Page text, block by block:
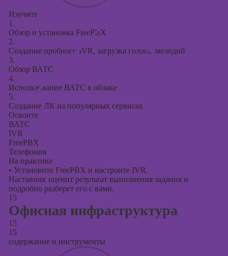
Изучите
1.
Обзор и установка FreePBX
2.
Создание пробного IVR, загрузка голоса, мелодий
3.
Обзор ВАТС
4.
Использование ВАТС в облаке
5.
Создание ЛК на популярных сервисах
Освоите
ВАТС
IVR
FreePBX
Телефония
На практике
• Установите FreePBX и настроите IVR.
Наставник оценит результат выполнения задания и
подробно разберет его с вами.
15
Офисная инфраструктура
15
15
содержание и инструменты